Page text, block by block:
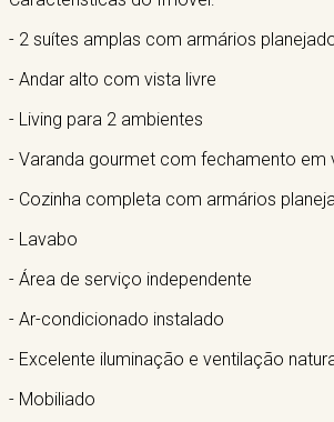
- 2 suítes amplas com armários
- Andar alto com vista livre
- Living para 2 ambientes
- Varanda gourmet com fechamento em
- Cozinha completa com armários
- Lavabo
- Área de serviço independente
- Ar-condicionado instalado
- Excelente iluminação e ventilação
- Mobiliado